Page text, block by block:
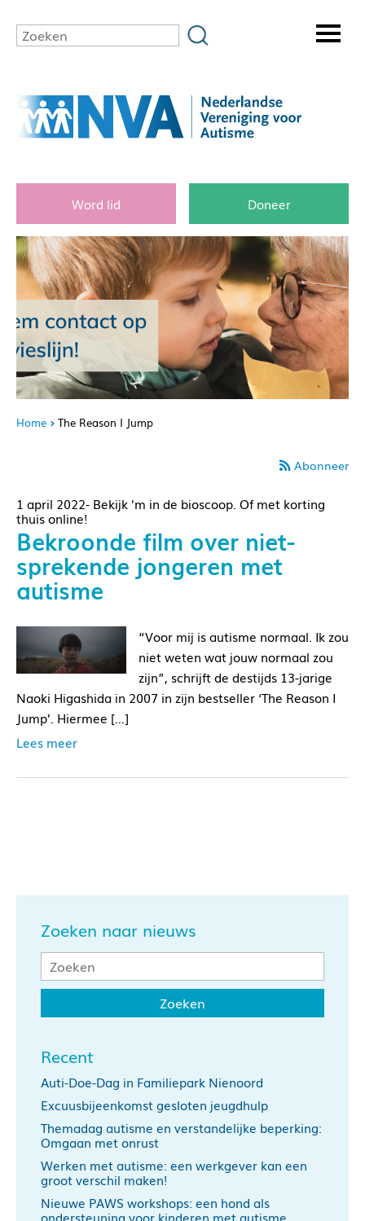
Word lid Doneer
Home The Reason I Jump
Abonneer
1 april 2022- Bekijk 'm in de bioscoop. Of met korting
thuis online!
Bekroonde film over niet-
sprekende jongeren met
autisme
“Voor mij is autisme normaal. Ik zou
niet weten wat jouw normaal zou
zijn”, schrijft de destijds 13-jarige
Naoki Higashida in 2007 in zijn bestseller ‘The Reason I
Jump’. Hiermee […]
Lees meer
Zoeken naar nieuws
Recent
Auti-Doe-Dag in Familiepark Nienoord
Excuusbijeenkomst gesloten jeugdhulp
Themadag autisme en verstandelijke beperking:
Omgaan met onrust
Werken met autisme: een werkgever kan een
groot verschil maken!
Nieuwe PAWS workshops: een hond als
ondersteuning voor kinderen met autisme